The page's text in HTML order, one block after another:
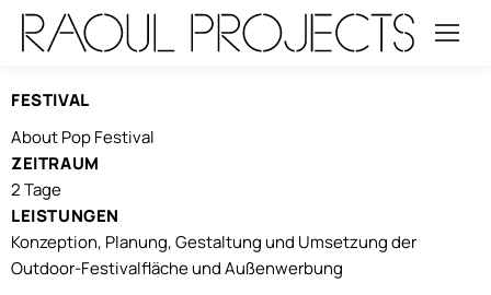
FESTIVAL
About Pop Festival
ZEITRAUM
2 Tage
LEISTUNGEN
Konzeption, Planung, Gestaltung und Umsetzung der
Outdoor-Festivalfläche und Außenwerbung